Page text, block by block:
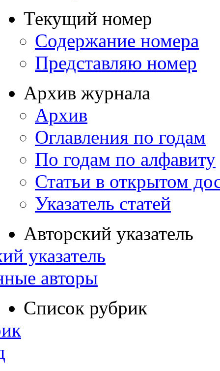
Текущий номер
Содержание номера
Представляю номер
Архив журнала
Архив
Оглавления по годам
По годам по алфавиту
Статьи в открытом
Указатель статей
Авторский указатель
указатель
авторы
Список рубрик